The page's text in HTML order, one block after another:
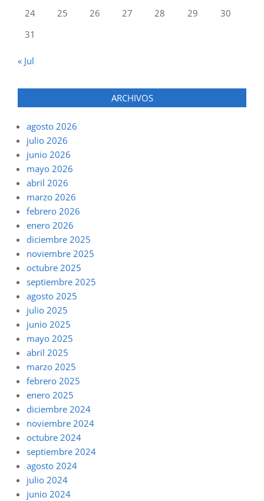
24
25 26 27 28 29
30
31
« Jul
ARCHIVOS
agosto 2026
julio 2026
junio 2026
mayo 2026
abril 2026
marzo 2026
febrero 2026
enero 2026
diciembre 2025
noviembre 2025
octubre 2025
septiembre 2025
agosto 2025
julio 2025
junio 2025
mayo 2025
abril 2025
marzo 2025
febrero 2025
enero 2025
diciembre 2024
noviembre 2024
octubre 2024
septiembre 2024
agosto 2024
julio 2024
junio 2024